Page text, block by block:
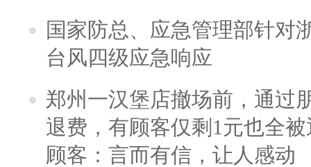
国家防总、应急管理部针对
台风四级应急响应
郑州一汉堡店撤场前，通过
退费，有顾客仅剩1元也全
顾客：言而有信，让人感动